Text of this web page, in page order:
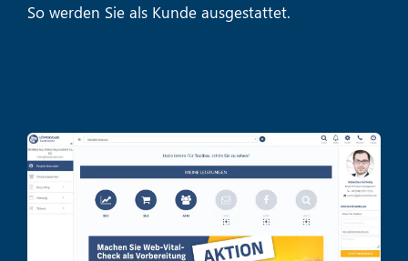
So werden Sie als Kunde ausgestattet.